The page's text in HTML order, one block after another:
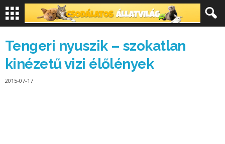
Tengeri nyuszik – szokatlan
kinézetű vizi élőlények
2015-07-17